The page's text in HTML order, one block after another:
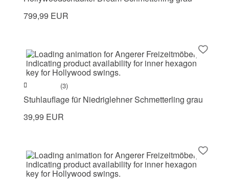
799,99 EUR
(3)
Stuhlauflage für Niedriglehner Schmetterling grau
39,99 EUR